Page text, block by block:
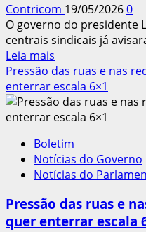
Dieese
Contricom 19/05/20260
O governo do presidente
centrais sindicais já
Leia mais
mais
sobre
Governo
Lula
centrais
rejeitam
transição
pedem
fim
Pressão das ruas e nas
enterrar escala 6×1
Boletim
Notícias do Governo
Notícias do
Pressão das ruas e
quer enterrar escala